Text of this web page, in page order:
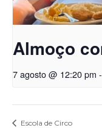
Almoço
7 agosto @ 12:20 pm -
Escola de Circo